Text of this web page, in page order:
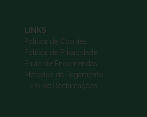
LINKS
Política de Cookies
Política de Privacidade
Envio de Encomendas
Métodos de Pagamento
Livro de Reclamações